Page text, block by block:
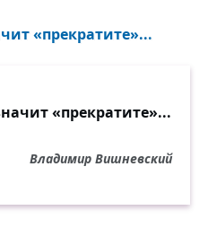
«прекратите»...
«прекратите»...
Владимир Вишневский